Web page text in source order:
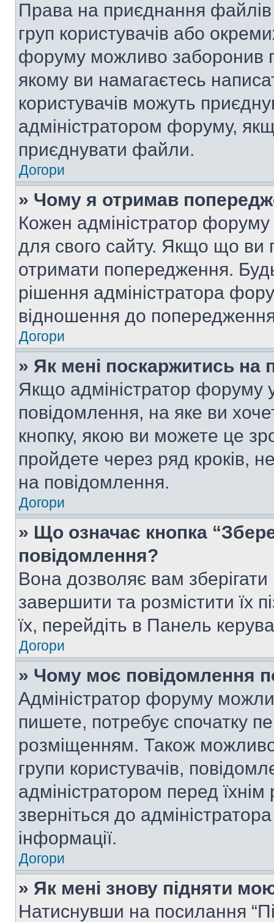
Права на приєднання
груп користувачів або
форуму можливо заборонив
якому ви намагаєтесь
користувачів можуть
адміністратором форуму,
приєднувати файли.
Догори
» Чому я отримав
Кожен адміністратор
для свого сайту. Якщо що
отримати попередження.
рішення адміністратора
відношення до
Догори
» Як мені поскаржитись на
Якщо адміністратор форуму
повідомлення, на яке ви
кнопку, якою ви можете це
пройдете через ряд кроків,
на повідомлення.
Догори
» Що означає кнопка
повідомлення?
Вона дозволяє вам
завершити та розмістити їх
їх, перейдіть в Панель
Догори
» Чому моє повідомлення
Адміністратор форуму
пишете, потребує спочатку
розміщенням. Також
групи користувачів,
адміністратором перед
зверніться до
інформації.
Догори
» Як мені знову підняти
Натиснувши на посилання